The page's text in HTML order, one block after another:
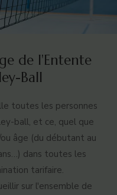
de l'Entente
Ball
toutes les personnes
ball, et ce, quel que
âge (du débutant au
dans toutes les
tarifaire.
sur l'ensemble de